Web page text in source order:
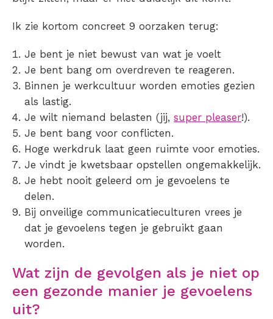
Ik zie kortom concreet 9 oorzaken terug:
Je bent je niet bewust van wat je voelt
Je bent bang om overdreven te reageren.
Binnen je werkcultuur worden emoties gezien
als lastig.
Je wilt niemand belasten (jij, super pleaser!).
Je bent bang voor conflicten.
Hoge werkdruk laat geen ruimte voor emoties.
Je vindt je kwetsbaar opstellen ongemakkelijk.
Je hebt nooit geleerd om je gevoelens te
delen.
Bij onveilige communicatieculturen vrees je
dat je gevoelens tegen je gebruikt gaan
worden.
Wat zijn de gevolgen als je niet op
een gezonde manier je gevoelens
uit?